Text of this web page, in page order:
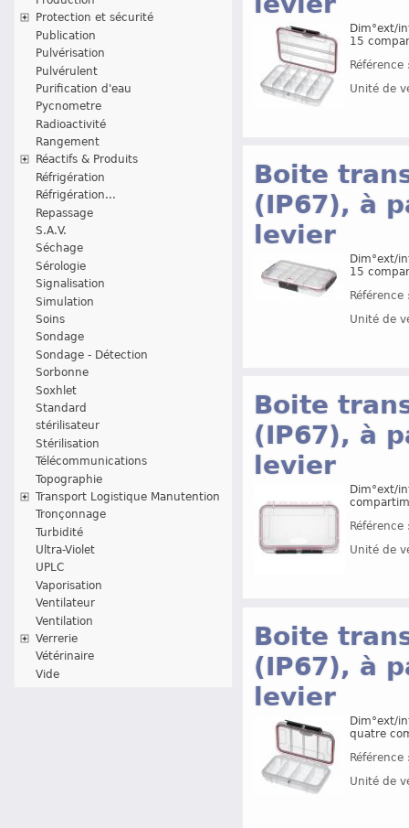
Protection et sécurité
Publication
Pulvérisation
Pulvérulent
Purification d'eau
Pycnometre
Radioactivité
Rangement
Réactifs & Produits
Réfrigération
Réfrigération...
Repassage
S.A.V.
Séchage
Sérologie
Signalisation
Simulation
Soins
Sondage
Sondage - Détection
Sorbonne
Soxhlet
Standard
stérilisateur
Stérilisation
Télécommunications
Topographie
Transport Logistique Manutention
Tronçonnage
Turbidité
Ultra-Violet
UPLC
Vaporisation
Ventilateur
Ventilation
Verrerie
Vétérinaire
Vide
Dim°ext/
15
Unité de
Boite
(IP67), à
levier
Dim°ext/
15
Unité de
Boite
(IP67), à
levier
Dim°ext/
Unité de
Boite
(IP67), à
levier
Dim°ext/
quatre
Unité de